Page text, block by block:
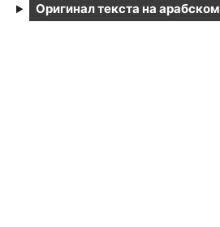
Оригинал текста на арабском